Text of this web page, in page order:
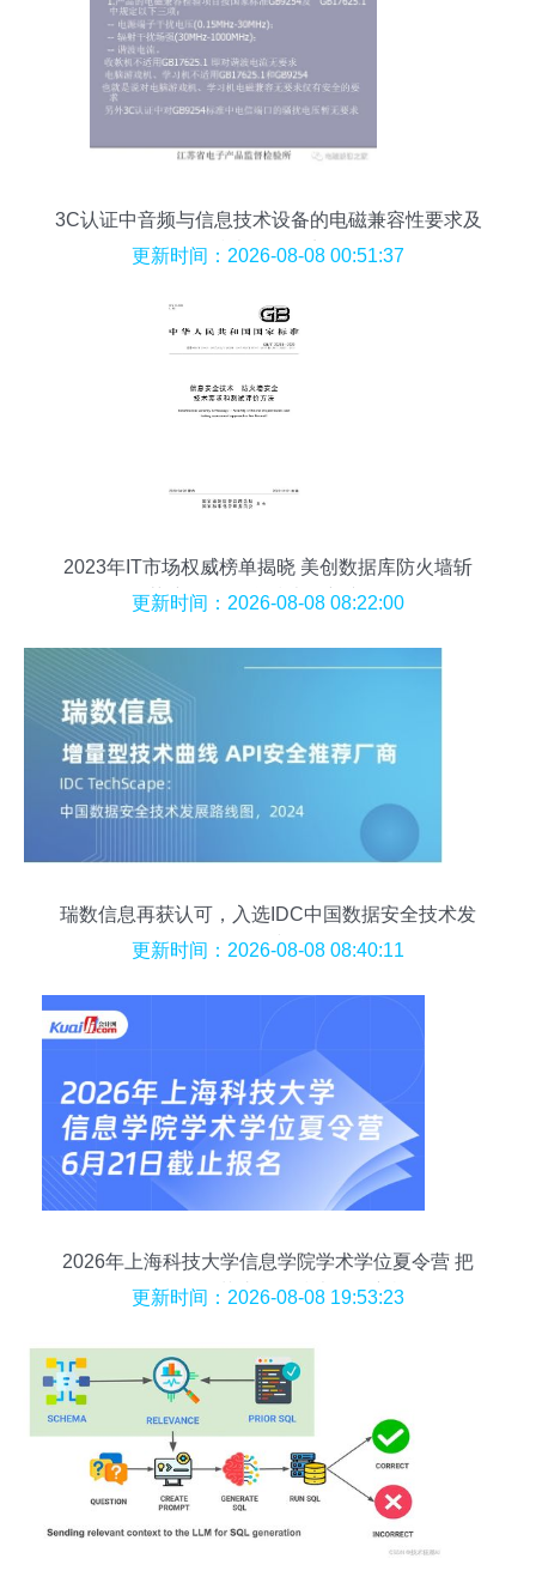
3C认证中音频与信息技术设备的电磁兼容性要求及
技术咨询要点
更新时间：2026-08-08 00:51:37
2023年IT市场权威榜单揭晓 美创数据库防火墙斩
获“新一代信息技术创新产品”
更新时间：2026-08-08 08:22:00
瑞数信息再获认可，入选IDC中国数据安全技术发
展路线图
更新时间：2026-08-08 08:40:11
2026年上海科技大学信息学院学术学位夏令营 把
握6月21日截止前的技术咨询良机
更新时间：2026-08-08 19:53:23